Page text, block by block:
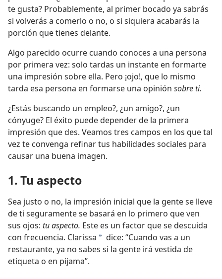
te gusta? Probablemente, al primer bocado ya sabrás
si volverás a comerlo o no, o si siquiera acabarás la
porción que tienes delante.
Algo parecido ocurre cuando conoces a una persona
por primera vez: solo tardas un instante en formarte
una impresión sobre ella. Pero ¡ojo!, que lo mismo
tarda esa persona en formarse una opinión sobre ti.
¿Estás buscando un empleo?, ¿un amigo?, ¿un
cónyuge? El éxito puede depender de la primera
impresión que des. Veamos tres campos en los que tal
vez te convenga refinar tus habilidades sociales para
causar una buena imagen.
1. Tu aspecto
Sea justo o no, la impresión inicial que la gente se lleve
de ti seguramente se basará en lo primero que ven
sus ojos: tu aspecto. Este es un factor que se descuida
con frecuencia. Clarissa a dice: “Cuando vas a un
restaurante, ya no sabes si la gente irá vestida de
etiqueta o en pijama”.